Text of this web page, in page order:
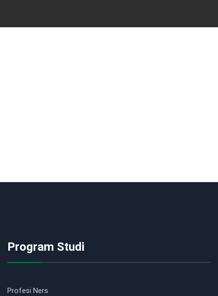
Program Studi
Profesi Ners